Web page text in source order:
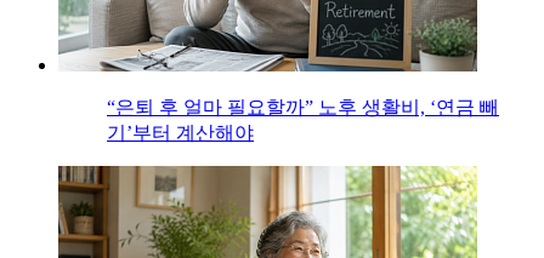
“은퇴 후 얼마 필요할까” 노후 생활비, ‘연금 빼
기’부터 계산해야